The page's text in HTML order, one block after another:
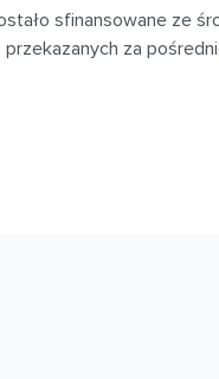
sfinansowane ze
przekazanych za